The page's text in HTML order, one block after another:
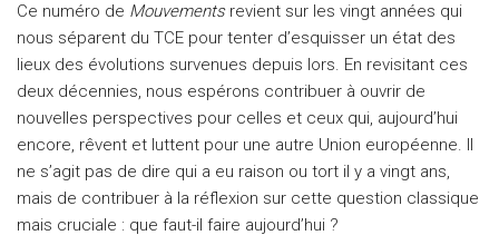
Ce numéro de Mouvements revient sur les vingt années qui
nous séparent du TCE pour tenter d’esquisser un état des
lieux des évolutions survenues depuis lors. En revisitant ces
deux décennies, nous espérons contribuer à ouvrir de
nouvelles perspectives pour celles et ceux qui, aujourd’hui
encore, rêvent et luttent pour une autre Union européenne. Il
ne s’agit pas de dire qui a eu raison ou tort il y a vingt ans,
mais de contribuer à la réflexion sur cette question classique
mais cruciale : que faut-il faire aujourd’hui ?